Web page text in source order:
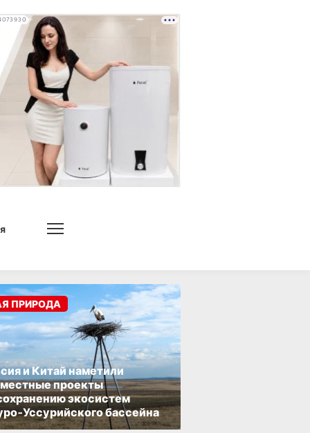
и Китай наметили
проекты
экосистем
бассейна
ПРИРОДА